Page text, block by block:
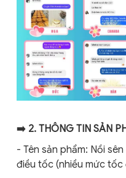
➡️ 2. THÔNG TIN SẢN
- Tên sản phẩm: Nồi
điều tốc (nhiều mức tốc